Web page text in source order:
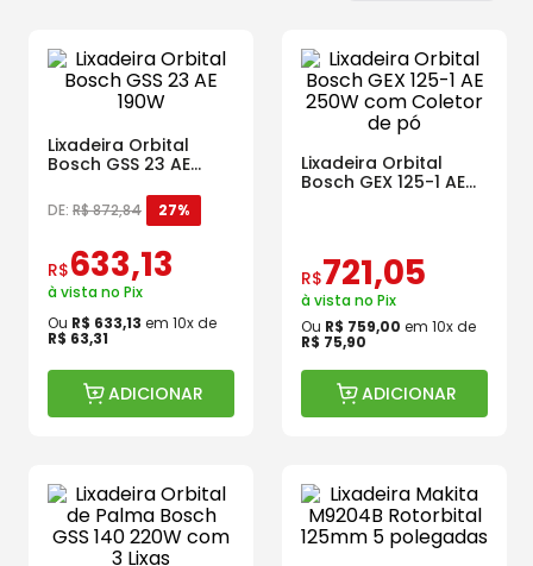
Lixadeira Orbital
Bosch GSS 23 AE
DE: R$872,84 27%
R$633,13
à vista no Pix
Ou R$ 633,13 em 10x de
R$ 63,31
ADICIONAR
Lixadeira Orbital
Bosch GEX 125-1 AE
R$721,05
à vista no Pix
Ou R$ 759,00 em 10x de
R$ 75,90
ADICIONAR